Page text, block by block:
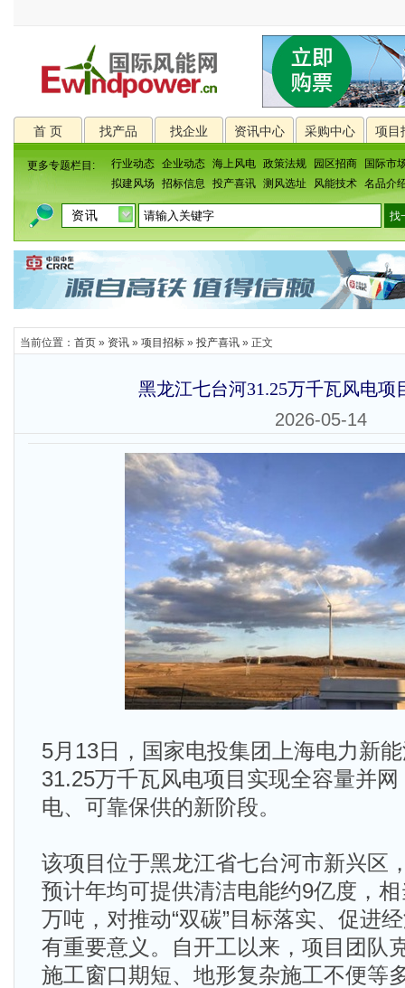
首 页 找产品 找企业 资讯中心 采购中心 项目
更多专题栏目: 行业动态 企业动态 海上风电 政策法规 园区招商
国际市
拟建风场
招标信息 投产喜讯 测风选址 风能技术 名品介
当前位置： 首页 » 资讯 » 项目招标 » 投产喜讯 » 正文
黑龙江七台河31.25万千瓦风电项
2026-05-14
5月13日，国家电投集团上海电力新
31.25万千瓦风电项目实现全容量并
电、可靠保供的新阶段。
该项目位于黑龙江省七台河市新兴区
预计年均可提供清洁电能约9亿度，
万吨，对推动“双碳”目标落实、促进
有重要意义。自开工以来，项目团队
施工窗口期短、地形复杂施工不便等